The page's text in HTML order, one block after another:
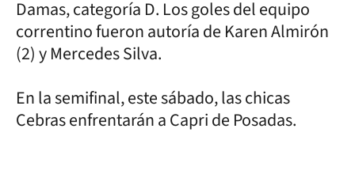
Damas, categoría D. Los goles del equipo
correntino fueron autoría de Karen Almirón
(2) y Mercedes Silva.
En la semifinal, este sábado, las chicas
Cebras enfrentarán a Capri de Posadas.